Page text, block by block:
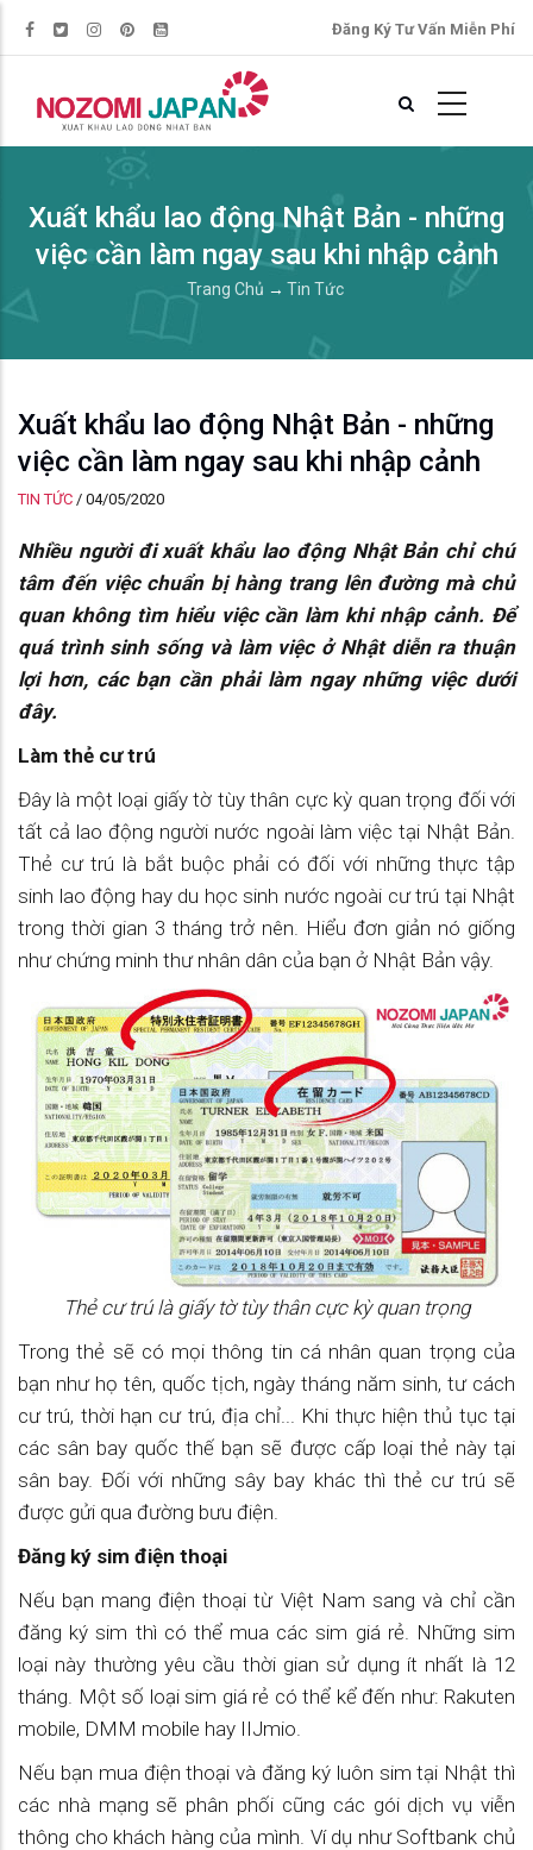
Đăng Ký Tư Vấn Miễn Phí
Xuất khẩu lao động Nhật Bản - những
việc cần làm ngay sau khi nhập cảnh
Trang Chủ → Tin Tức
Xuất khẩu lao động Nhật Bản - những
việc cần làm ngay sau khi nhập cảnh
TIN TỨC / 04/05/2020
Nhiều người đi xuất khẩu lao động Nhật Bản chỉ chú
tâm đến việc chuẩn bị hàng trang lên đường mà chủ
quan không tìm hiểu việc cần làm khi nhập cảnh. Để
quá trình sinh sống và làm việc ở Nhật diễn ra thuận
lợi hơn, các bạn cần phải làm ngay những việc dưới
đây.
Làm thẻ cư trú
Đây là một loại giấy tờ tùy thân cực kỳ quan trọng đối với
tất cả lao động người nước ngoài làm việc tại Nhật Bản.
Thẻ cư trú là bắt buộc phải có đối với những thực tập
sinh lao động hay du học sinh nước ngoài cư trú tại Nhật
trong thời gian 3 tháng trở nên. Hiểu đơn giản nó giống
như chứng minh thư nhân dân của bạn ở Nhật Bản vậy.
Thẻ cư trú là giấy tờ tùy thân cực kỳ quan trọng
Trong thẻ sẽ có mọi thông tin cá nhân quan trọng của
bạn như họ tên, quốc tịch, ngày tháng năm sinh, tư cách
cư trú, thời hạn cư trú, địa chỉ... Khi thực hiện thủ tục tại
các sân bay quốc thế bạn sẽ được cấp loại thẻ này tại
sân bay. Đối với những sây bay khác thì thẻ cư trú sẽ
được gửi qua đường bưu điện.
Đăng ký sim điện thoại
Nếu bạn mang điện thoại từ Việt Nam sang và chỉ cần
đăng ký sim thì có thể mua các sim giá rẻ. Những sim
loại này thường yêu cầu thời gian sử dụng ít nhất là 12
tháng. Một số loại sim giá rẻ có thể kể đến như: Rakuten
mobile, DMM mobile hay IIJmio.
Nếu bạn mua điện thoại và đăng ký luôn sim tại Nhật thì
các nhà mạng sẽ phân phối cũng các gói dịch vụ viễn
thông cho khách hàng của mình. Ví dụ như Softbank chủ